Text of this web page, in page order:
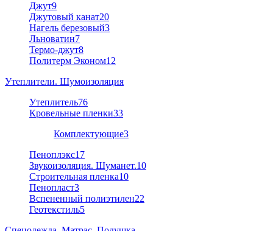
Джут9
Джутовый канат20
Нагель березовый3
Льноватин7
Термо-джут8
Политерм Эконом12
Утеплители. Шумоизоляция
Утеплитель76
Кровельные пленки33
Комплектующие3
Пеноплэкс17
Звукоизоляция. Шуманет.10
Строительная пленка10
Пенопласт3
Вспененный полиэтилен22
Геотекстиль5